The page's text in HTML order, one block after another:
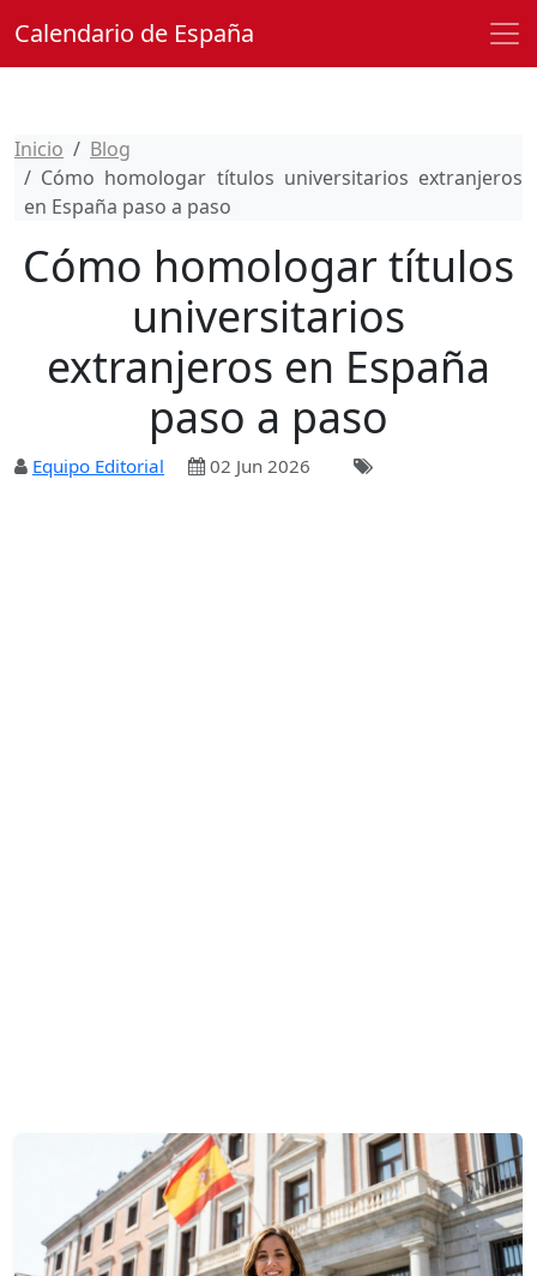
Calendario de España
Inicio
Blog
Cómo homologar títulos universitarios extranjeros
en España paso a paso
Cómo homologar títulos
universitarios
extranjeros en España
paso a paso
Equipo Editorial 02 Jun 2026